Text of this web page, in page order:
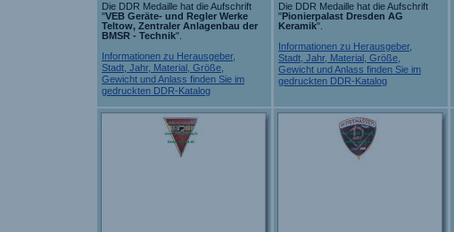
Die DDR Medaille hat die Aufschrift
"VEB Geräte- und Regler Werke
Teltow, Zentraler Anlagenbau der
BMSR - Technik".
Informationen zu Herausgeber,
Stadt, Jahr, Material, Größe,
Gewicht und Anlass finden Sie im
gedruckten DDR-Katalog
Die DDR Medaille hat die Aufschrift
"Pionierpalast Dresden AG
Keramik".
Informationen zu Herausgeber,
Stadt, Jahr, Material, Größe,
Gewicht und Anlass finden Sie im
gedruckten DDR-Katalog